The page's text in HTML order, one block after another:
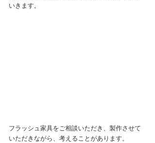
いきます。
フラッシュ家具をご相談いただき、製作させて
いただきながら、考えることがあります。